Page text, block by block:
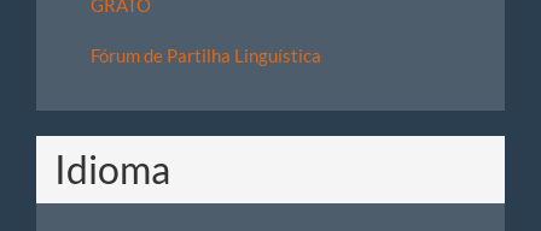
GRATO
Fórum de Partilha Linguística
Idioma